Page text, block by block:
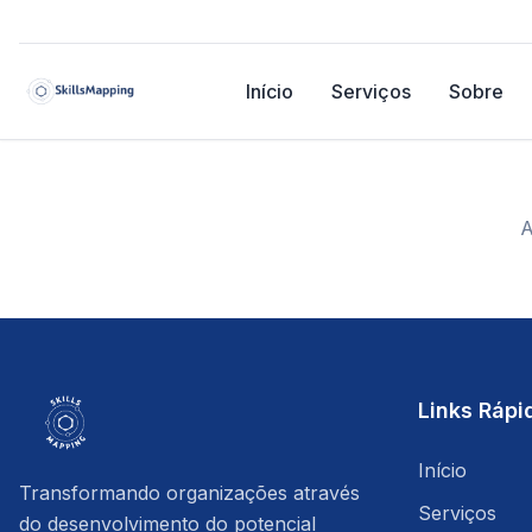
Início Serviços Sobre
Transformando organizações através
do desenvolvimento do potencial
Links
Início
Serviços